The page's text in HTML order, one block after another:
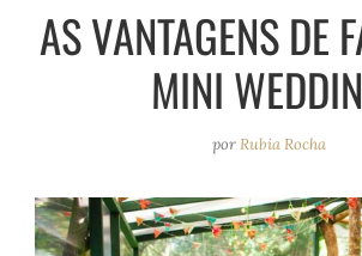
e
r
a
m
o
k
AS VANTAGENS DE
MINI
porRubia Rocha